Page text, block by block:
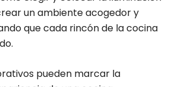
un ambiente acogedor y
que cada rincón de la cocina
pueden marcar la